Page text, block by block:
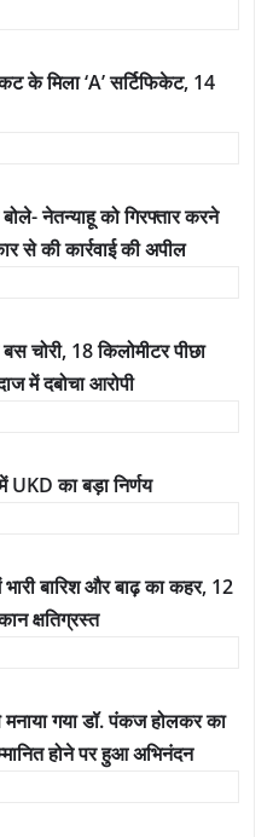
के मिला ‘A’ सर्टिफिकेट, 14
नेतन्याहू को गिरफ्तार करने
से की कार्रवाई की अपील
चोरी, 18 किलोमीटर पीछा
में दबोचा आरोपी
UKD का बड़ा निर्णय
बारिश और बाढ़ का कहर, 12
क्षतिग्रस्त
गया डॉ. पंकज होलकर का
होने पर हुआ अभिनंदन